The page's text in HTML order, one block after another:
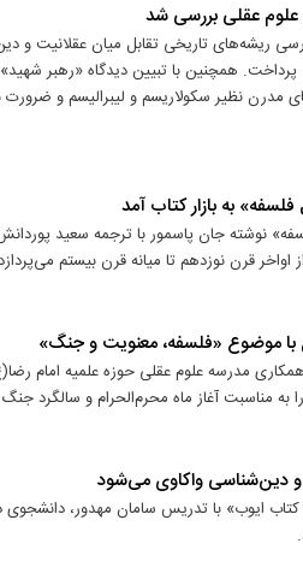
علوم عقلی بررسی شد
ریشه‌های تاریخی تقابل میان عقلانیت و
همچنین با تبیین دیدگاه «رهبر شهید»
نظیر سکولاریسم و لیبرالیسم و ضرورت
به بازار کتاب آمد
نوشته جان پاسمور با ترجمه سعید
قرن نوزدهم تا میانه قرن بیستم
موضوع «فلسفه، معنویت و جنگ»
همکاری مدرسه علوم عقلی حوزه علمیه امام
آغاز ماه محرم‌الحرام و سالگرد جنگ
و دین‌شناسی واکاوی می‌شود
ایوب» با تدریس سامان مهدور، دانشجوی